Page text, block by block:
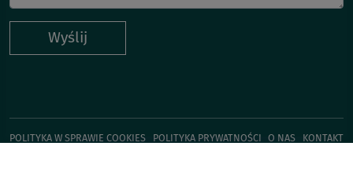
Wyślij
POLITYKA W SPRAWIE COOKIES POLITYKA PRYWATNOŚCI O NAS
KONTAKT